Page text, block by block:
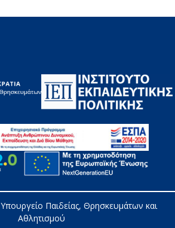
Υπουργείο Παιδείας, Θρησκευμάτων και
Αθλητισμού